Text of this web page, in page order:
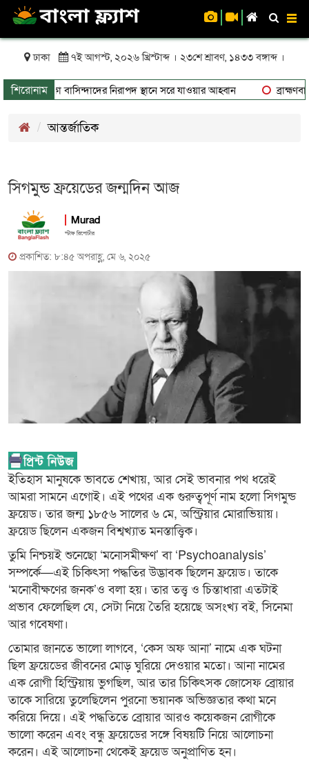
ঢাকা ৭ই আগস্ট, ২০২৬ খ্রিস্টাব্দ । ২৩শে শ্রাবণ, ১৪৩৩ বঙ্গাব্দ ।
শিরোনাম
থাকা বাসিন্দাদের নিরাপদ স্থানে সরে যাওয়ার আহ্বান
আন্তর্জাতিক
সিগমুন্ড ফ্রয়েডের জন্মদিন আজ
Murad
স্টাফ রিপোর্টার
প্রকাশিত: ৮:৪৫ অপরাহ্ণ, মে ৬, ২০২৫
ইতিহাস মানুষকে ভাবতে শেখায়, আর সেই ভাবনার পথ ধরেই
আমরা সামনে এগোই। এই পথের এক গুরুত্বপূর্ণ নাম হলো সিগমুন্ড
ফ্রয়েড। তার জন্ম ১৮৫৬ সালের ৬ মে, অস্ট্রিয়ার মোরাভিয়ায়।
ফ্রয়েড ছিলেন একজন বিশ্বখ্যাত মনস্তাত্ত্বিক।
তুমি নিশ্চয়ই শুনেছো ‘মনোসমীক্ষণ’ বা ‘Psychoanalysis’
সম্পর্কে—এই চিকিৎসা পদ্ধতির উদ্ভাবক ছিলেন ফ্রয়েড। তাকে
‘মনোবীক্ষণের জনক’ও বলা হয়। তার তত্ত্ব ও চিন্তাধারা এতটাই
প্রভাব ফেলেছিল যে, সেটা নিয়ে তৈরি হয়েছে অসংখ্য বই, সিনেমা
আর গবেষণা।
তোমার জানতে ভালো লাগবে, ‘কেস অফ আনা’ নামে এক ঘটনা
ছিল ফ্রয়েডের জীবনের মোড় ঘুরিয়ে দেওয়ার মতো। আনা নামের
এক রোগী হিস্ট্রিয়ায় ভুগছিল, আর তার চিকিৎসক জোসেফ ব্রোয়ার
তাকে সারিয়ে তুলেছিলেন পুরনো ভয়ানক অভিজ্ঞতার কথা মনে
করিয়ে দিয়ে। এই পদ্ধতিতে ব্রোয়ার আরও কয়েকজন রোগীকে
ভালো করেন এবং বন্ধু ফ্রয়েডের সঙ্গে বিষয়টি নিয়ে আলোচনা
করেন। এই আলোচনা থেকেই ফ্রয়েড অনুপ্রাণিত হন।